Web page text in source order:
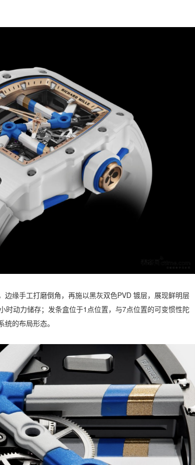
缘手工打磨倒角，再施以黑灰双色PVD 镀层，展现鲜明层
时动力储存；发条盒位于1点位置，与7点位置的可变惯性陀
的布局形态。